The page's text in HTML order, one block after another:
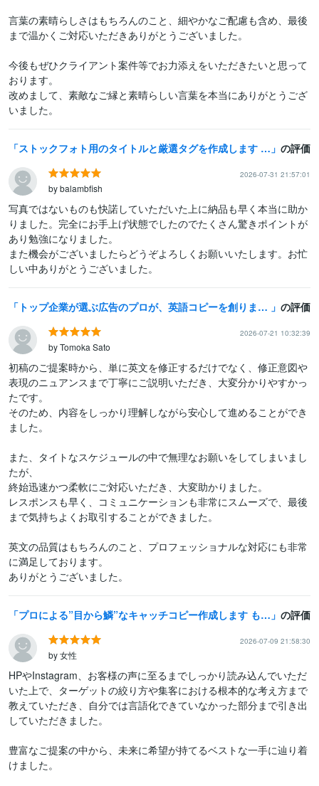
言葉の素晴らしさはもちろんのこと、細やかなご配慮も含め、最後
まで温かくご対応いただきありがとうございました。
今後もぜひクライアント案件等でお力添えをいただきたいと思って
おります。
改めまして、素敵なご縁と素晴らしい言葉を本当にありがとうござ
いました。
ストックフォト用のタイトルと厳選タグを作成します 写真の内容が伝わる自然なタイトルと使いやすいタグを考えます。 の評価
2026-07-31 21:57:01
by balambfish
写真ではないものも快諾していただいた上に納品も早く本当に助か
りました。完全にお手上げ状態でしたのでたくさん驚きポイントが
あり勉強になりました。
また機会がございましたらどうぞよろしくお願いいたします。お忙
しい中ありがとうございました。
トップ企業が選ぶ広告のプロが、英語コピーを創ります グローバルコピーライターによる、世界が振り向くパワーワードを の評価
2026-07-21 10:32:39
by Tomoka Sato
初稿のご提案時から、単に英文を修正するだけでなく、修正意図や
表現のニュアンスまで丁寧にご説明いただき、大変分かりやすかっ
たです。
そのため、内容をしっかり理解しながら安心して進めることができ
ました。
また、タイトなスケジュールの中で無理なお願いをしてしまいまし
たが、
終始迅速かつ柔軟にご対応いただき、大変助かりました。
レスポンスも早く、コミュニケーションも非常にスムーズで、最後
まで気持ちよくお取引することができました。
英文の品質はもちろんのこと、プロフェッショナルな対応にも非常
に満足しております。
ありがとうございました。
プロによる”目から鱗”なキャッチコピー作成します もっと”魅力的な商品の伝え方があるはず！”と気づいたあなたへ の評価
2026-07-09 21:58:30
by 女性
HPやInstagram、お客様の声に至るまでしっかり読み込んでいただ
いた上で、ターゲットの絞り方や集客における根本的な考え方まで
教えていただき、自分では言語化できていなかった部分まで引き出
していただきました。
豊富なご提案の中から、未来に希望が持てるベストな一手に辿り着
けました。